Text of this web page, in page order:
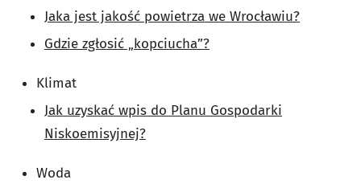
Jaka jest jakość powietrza we Wrocławiu?
Gdzie zgłosić „kopciucha”?
Klimat
Jak uzyskać wpis do Planu Gospodarki
Niskoemisyjnej?
Woda